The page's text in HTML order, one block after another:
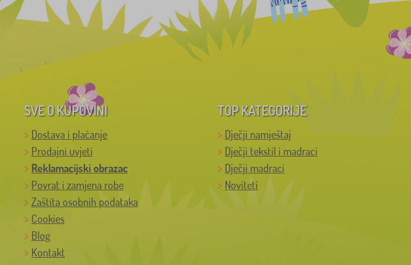
SVE O KUPOVINI
Dostava i plaćanje
Prodajni uvjeti
Reklamacijski obrazac
Povrat i zamjena robe
Zaštita osobnih podataka
Cookies
Blog
Kontakt
TOP KATEGORIJE
Dječji namještaj
Dječji tekstil i madraci
Dječji madraci
Noviteti